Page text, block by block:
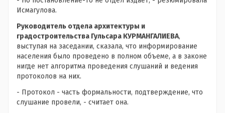
Исмагулова.
Руководитель отдела архитектуры и
градостроительства Гульсара КУРМАНГАЛИЕВА,
выступая на заседании, сказала, что информирование
населения было проведено в полном объеме, а в законе
нигде нет алгоритма проведения слушаний и ведения
протоколов на них.
- Протокол - часть формальности, подтверждение, что
слушание провели, - считает она.